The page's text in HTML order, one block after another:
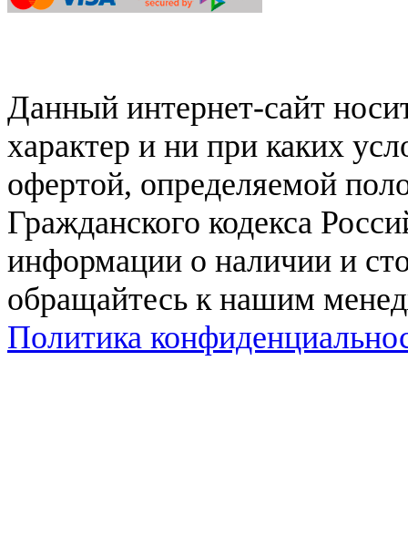
Данный интернет-сайт
характер и ни при каких
офертой, определяемой
Гражданского кодекса
информации о наличии и
обращайтесь к нашим
Политика